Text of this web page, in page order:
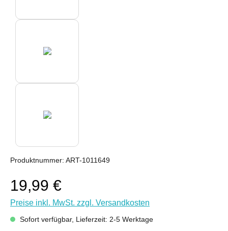
Produktnummer: ART-1011649
19,99 €
Preise inkl. MwSt. zzgl. Versandkosten
Sofort verfügbar, Lieferzeit: 2-5 Werktage